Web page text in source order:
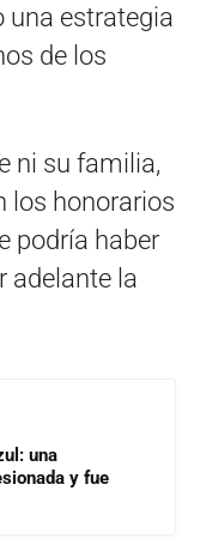
una estrategia
de los
ni su familia,
los honorarios
podría haber
adelante la
una
y fue